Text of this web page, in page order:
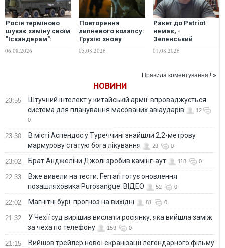
Росія терміново
шукає заміну своїм
"Іскандерам":
причину
06.08.2026
Повторення
липневого колапсу:
Грузію знову
блекаут, причини
05.08.2026
Ракет до Patriot
немає, -
Зеленський
тяжких наслідків
01.08.2026
Правила коментування ! »
НОВИНИ
23:55
Штучний інтелект у китайській армії: впроваджується
система для планування масованих авіаударів
12
0
23:30
В місті Аспендос у Туреччині знайшли 2,2-метрову
мармурову статую бога лікування
29 0
23:02 Брат Анджеліни Джолі зробив камінг-аут 118 0
22:33
Вже вивели на тести: Ferrari готує оновлення
позашляховика Purosangue. ВІДЕО
52 0
22:02 Магнітні бурі: прогноз на вихідні 81 0
21:32
У Чехії суд вирішив вислати росіянку, яка вийшла заміж
за чеха по телефону
159 0
21:15
Вийшов трейлер нової екранізації легендарного фільму